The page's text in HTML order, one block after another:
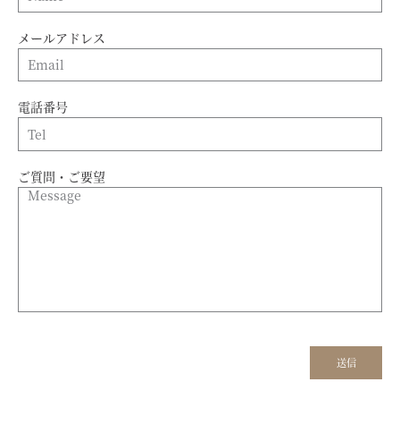
メールアドレス
電話番号
ご質問・ご要望